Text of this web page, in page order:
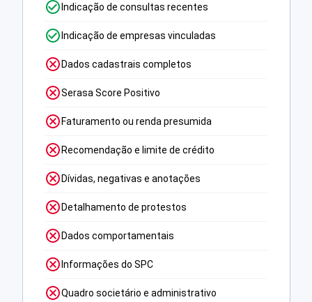
Indicação de consultas recentes
Indicação de empresas vinculadas
Dados cadastrais completos
Serasa Score Positivo
Faturamento ou renda presumida
Recomendação e limite de crédito
Dívidas, negativas e anotações
Detalhamento de protestos
Dados comportamentais
Informações do SPC
Quadro societário e administrativo